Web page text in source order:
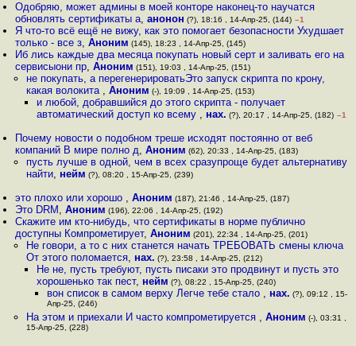
Одобряю, может админы в моей конторе наконец-то научатся
обновлять сертификаты а,анонон (?), 18:16 , 14-Апр-25, (144) –1
Я что-то всё ещё не вижу, как это помогает безопасности Ухудшает
только - все з,Аноним (145), 18:23 , 14-Апр-25, (145)
Иб лись каждые два месяца покупать новый серт и заливать его на
сервисыони пр,Аноним (151), 19:03 , 14-Апр-25, (151)
не покупать, а перегенерироватьЭто запуск скрипта по крону,
какая волокита , Аноним (-), 19:09 , 14-Апр-25, (153)
и любой, добравшийся до этого скрипта - получает
автоматический доступ ко всему , нах. (?), 20:17 , 14-Апр-25, (182) –1
Почему новости о подобном треше исходят постоянно от веб
компаний В мире полно д,Аноним (62), 20:33 , 14-Апр-25, (183)
пусть лучше в одной, чем в всех сразупроще будет альтернативу
найти, нейм (?), 08:20 , 15-Апр-25, (239)
это плохо или хорошо ,Аноним (187), 21:46 , 14-Апр-25, (187)
Это DRM ,Аноним (196), 22:06 , 14-Апр-25, (192)
Скажите им кто-нибудь, что сертификаты в норме публично
доступны Компрометирует,Аноним (201), 22:34 , 14-Апр-25, (201)
Не говори, а то с них станется начать ТРЕБОВАТЬ смены ключа
От этого поломается, нах. (?), 23:58 , 14-Апр-25, (212)
Не не, пусть требуют, пусть писаки это продвинут и пусть это
хорошенько так пест, нейм (?), 08:22 , 15-Апр-25, (240)
вон список в самом верху Легче тебе стало , нах. (?), 09:12 , 15-
Апр-25, (246)
На этом и приехали И часто компрометируется , Аноним (-), 03:31 ,
15-Апр-25, (228)